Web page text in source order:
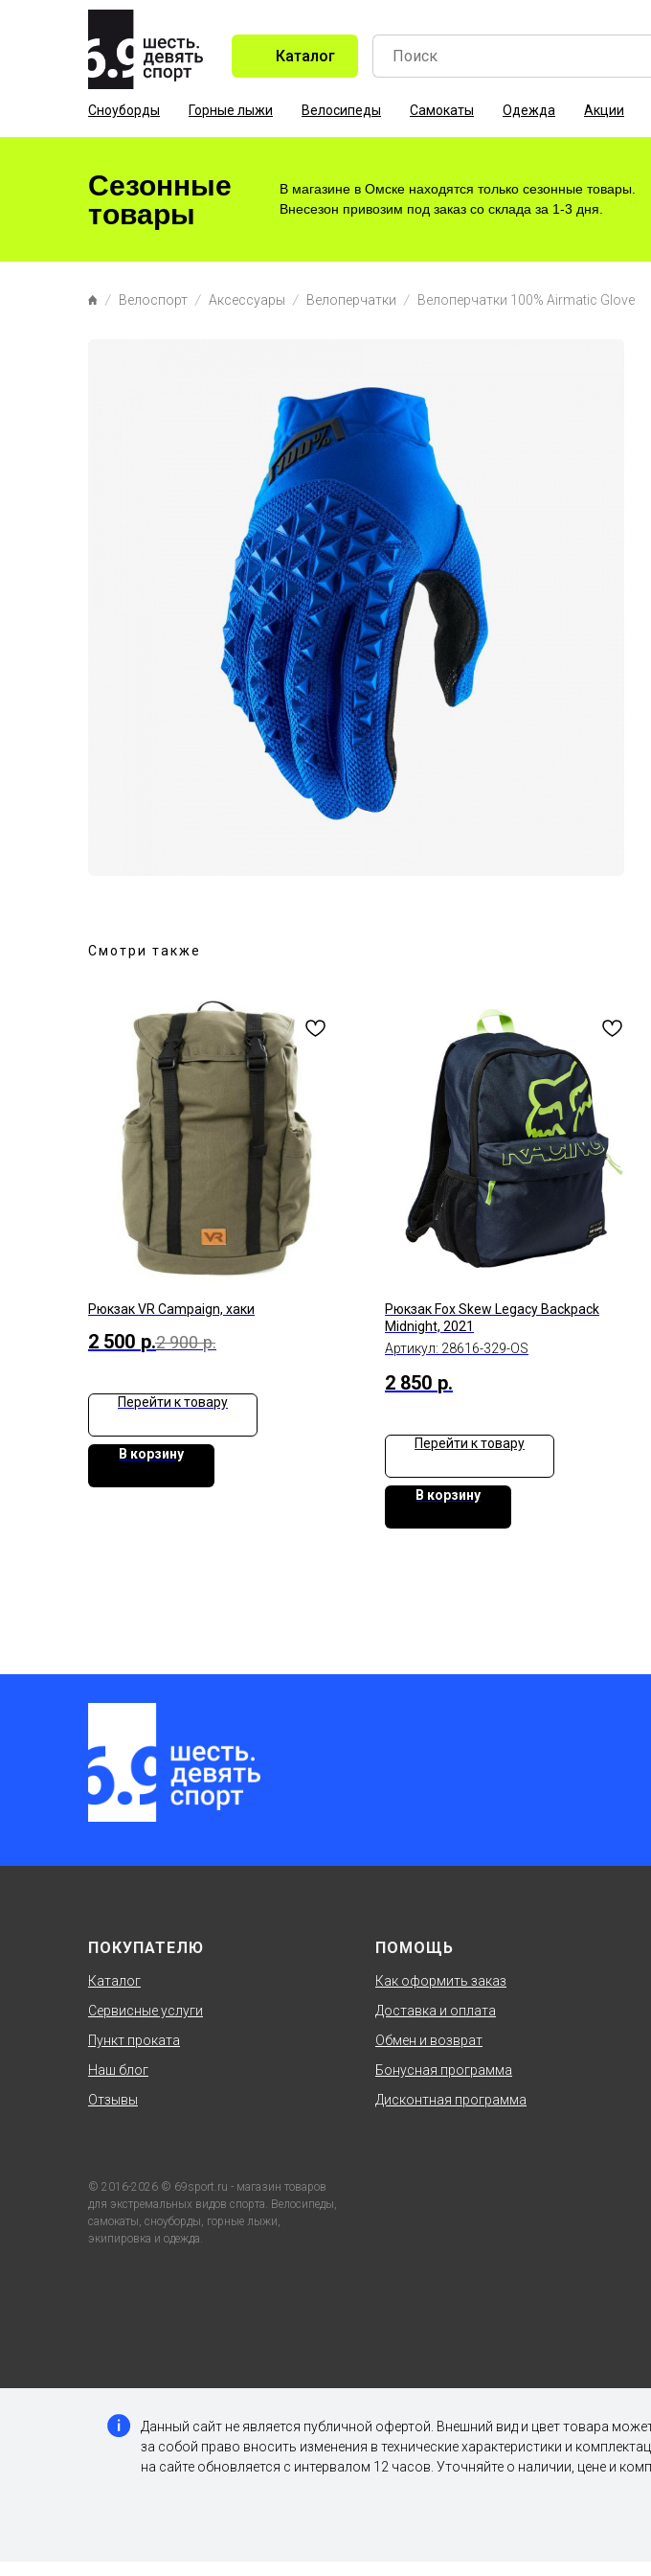
Каталог
Сноуборды Горные лыжи Велосипеды Самокаты Одежда Акции
Сезонные
товары
В магазине в Омске находятся только сезонные товары.
Внесезон привозим под заказ со склада за 1-3 дня.
Велоспорт Аксессуары Велоперчатки Велоперчатки 100% Airmatic Glove
Смотри также
Рюкзак VR Сampaign, хаки
2 500 р.2 900 р.
Перейти к товару
В корзину
Рюкзак Fox Skew Legacy Backpack
Midnight, 2021
Артикул: 28616-329-OS
2 850 р.
Перейти к товару
В корзину
ПОКУПАТЕЛЮ
Каталог
Сервисные услуги
Пункт проката
Наш блог
Отзывы
ПОМОЩЬ
Как оформить заказ
Доставка и оплата
Обмен и возврат
Бонусная программа
Дисконтная программа
© 2016-2026 © 69sport.ru - магазин товаров
для экстремальных видов спорта. Велосипеды,
самокаты, сноуборды, горные лыжи,
экипировка и одежда.
Данный сайт не является публичной офертой. Внешний вид и цвет товара
за собой право вносить изменения в технические характеристики и
на сайте обновляется с интервалом 12 часов. Уточняйте о наличии, цене и